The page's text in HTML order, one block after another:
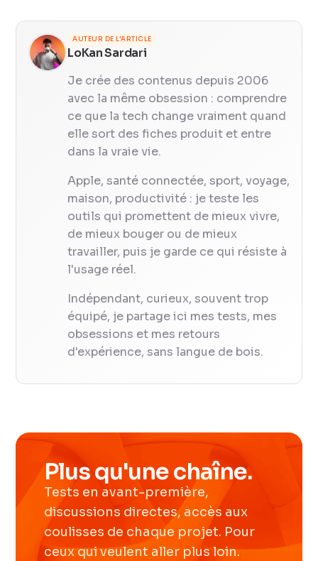
AUTEUR DE L'ARTICLE
LoKan Sardari
Je crée des contenus depuis 2006
avec la même obsession : comprendre
ce que la tech change vraiment quand
elle sort des fiches produit et entre
dans la vraie vie.
Apple, santé connectée, sport, voyage,
maison, productivité : je teste les
outils qui promettent de mieux vivre,
de mieux bouger ou de mieux
travailler, puis je garde ce qui résiste à
l'usage réel.
Indépendant, curieux, souvent trop
équipé, je partage ici mes tests, mes
obsessions et mes retours
d'expérience, sans langue de bois.
Plus qu'une chaîne.
Tests en avant-première,
discussions directes, accès aux
coulisses de chaque projet. Pour
ceux qui veulent aller plus loin.